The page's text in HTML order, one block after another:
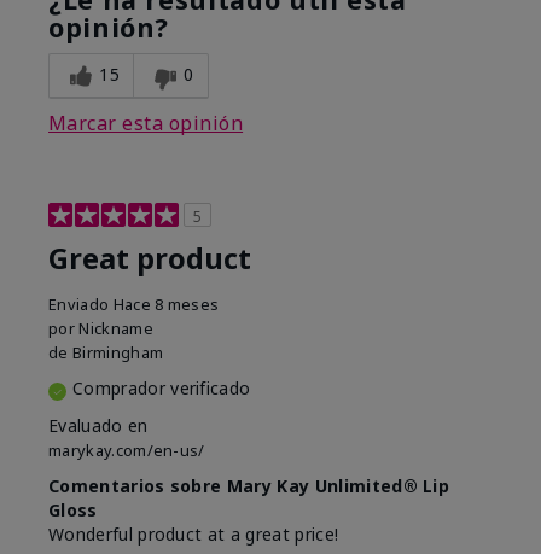
opinión?
15 0
Marcar esta opinión
5
Great product
Enviado Hace 8 meses
por Nickname
de Birmingham
Comprador verificado
Evaluado en
marykay.com/en-us/
Comentarios sobre Mary Kay Unlimited® Lip
Gloss
Wonderful product at a great price!